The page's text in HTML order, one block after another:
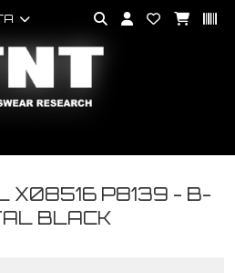
X08516 P8139 - B-
BLACK